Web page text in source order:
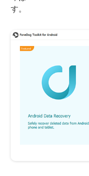
す。